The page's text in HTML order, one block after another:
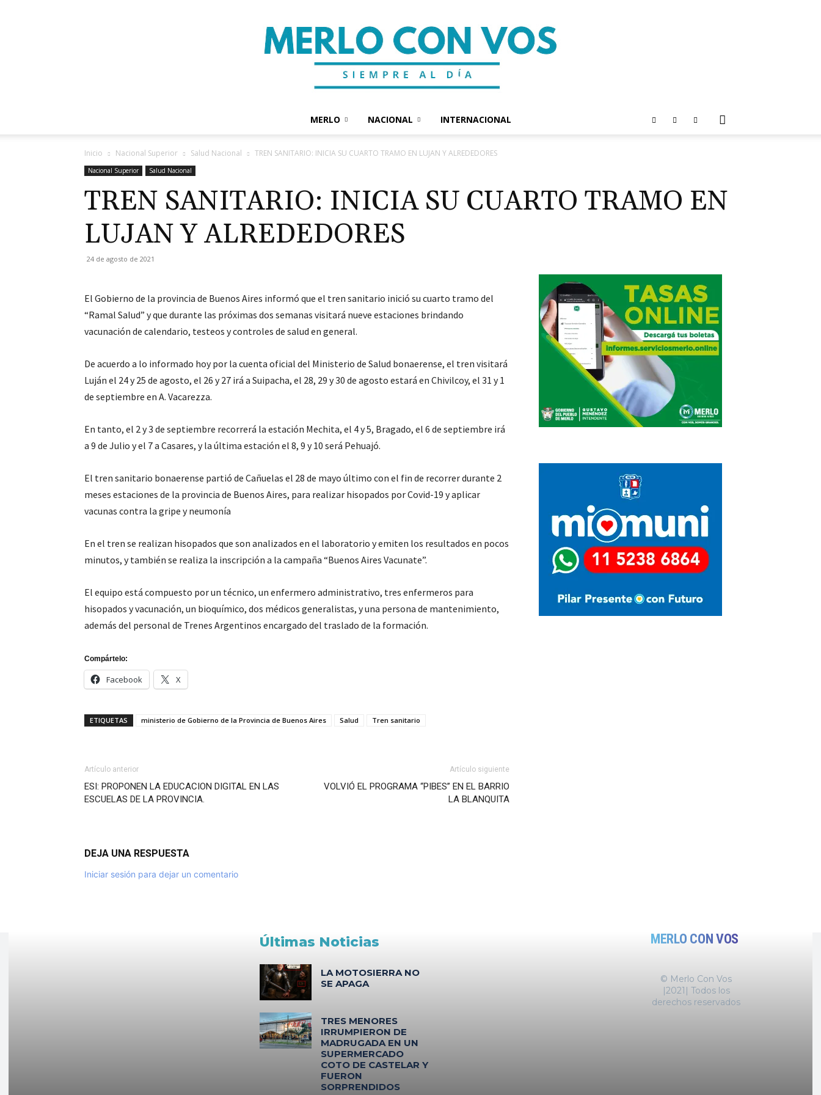
Vos
MERLO NACIONAL INTERNACIONAL
Inicio Nacional Superior Salud Nacional TREN SANITARIO: INICIA SU CUARTO TRAMO EN LUJAN Y ALREDEDORES
Nacional Superior Salud Nacional
TREN SANITARIO: INICIA SU CUARTO TRAMO EN
LUJAN Y ALREDEDORES
24 de agosto de 2021
El Gobierno de la provincia de Buenos Aires informó que el tren sanitario inició su cuarto tramo del
“Ramal Salud” y que durante las próximas dos semanas visitará nueve estaciones brindando
vacunación de calendario, testeos y controles de salud en general.
De acuerdo a lo informado hoy por la cuenta oficial del Ministerio de Salud bonaerense, el tren visitará
Luján el 24 y 25 de agosto, el 26 y 27 irá a Suipacha, el 28, 29 y 30 de agosto estará en Chivilcoy, el 31 y 1
de septiembre en A. Vacarezza.
En tanto, el 2 y 3 de septiembre recorrerá la estación Mechita, el 4 y 5, Bragado, el 6 de septiembre irá
a 9 de Julio y el 7 a Casares, y la última estación el 8, 9 y 10 será Pehuajó.
El tren sanitario bonaerense partió de Cañuelas el 28 de mayo último con el fin de recorrer durante 2
meses estaciones de la provincia de Buenos Aires, para realizar hisopados por Covid-19 y aplicar
vacunas contra la gripe y neumonía
En el tren se realizan hisopados que son analizados en el laboratorio y emiten los resultados en pocos
minutos, y también se realiza la inscripción a la campaña “Buenos Aires Vacunate”.
El equipo está compuesto por un técnico, un enfermero administrativo, tres enfermeros para
hisopados y vacunación, un bioquímico, dos médicos generalistas, y una persona de mantenimiento,
además del personal de Trenes Argentinos encargado del traslado de la formación.
Compártelo:
Facebook X
ETIQUETAS ministerio de Gobierno de la Provincia de Buenos Aires Salud Tren sanitario
Artículo anterior
ESI: PROPONEN LA EDUCACION DIGITAL EN LAS
ESCUELAS DE LA PROVINCIA.
Artículo siguiente
VOLVIÓ EL PROGRAMA “PIBES” EN EL BARRIO
LA BLANQUITA
DEJA UNA RESPUESTA
Iniciar sesión para dejar un comentario
Últimas Noticias
LA MOTOSIERRA NO
SE APAGA
TRES MENORES
IRRUMPIERON DE
MADRUGADA EN UN
SUPERMERCADO
COTO DE CASTELAR Y
FUERON
SORPRENDIDOS
MERLO CON VOS
© Merlo Con Vos
|2021| Todos los
derechos reservados